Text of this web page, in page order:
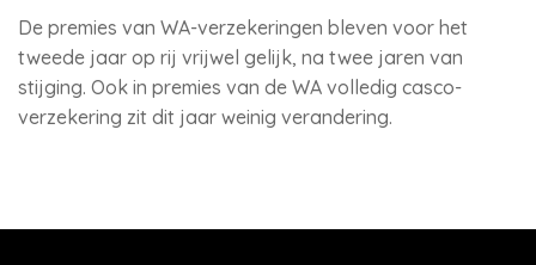
De premies van WA-verzekeringen bleven voor het
tweede jaar op rij vrijwel gelijk, na twee jaren van
stijging. Ook in premies van de WA volledig casco-
verzekering zit dit jaar weinig verandering.